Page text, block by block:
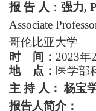
报 告 人 ： 强力,
Associate
哥伦比亚大学
时间： 2023年2
地 点： 医学部
主 持 人： 杨宝
报告人简介：